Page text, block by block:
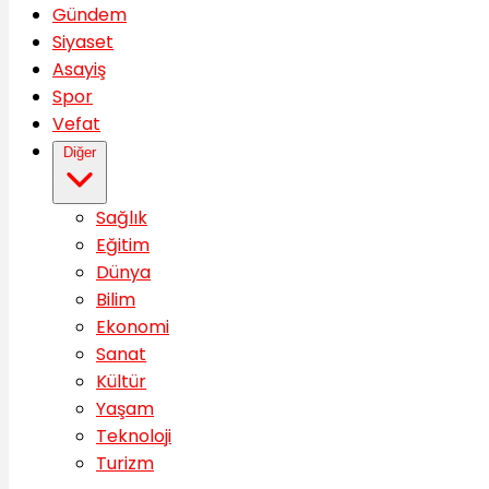
Gündem
Siyaset
Asayiş
Spor
Vefat
Diğer
Sağlık
Eğitim
Dünya
Bilim
Ekonomi
Sanat
Kültür
Yaşam
Teknoloji
Turizm